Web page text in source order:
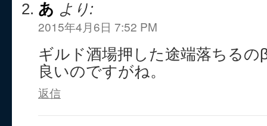
あ より:
2015年4月6日 7:52 PM
ギルド酒場押した途端落ちる
良いのですがね。
返信